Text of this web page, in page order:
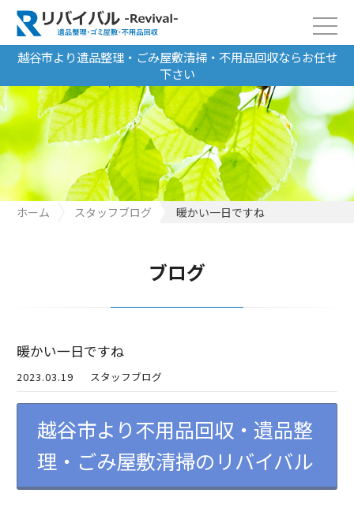
越谷市より遺品整理・ごみ屋敷清掃・不用品回収ならお任せ
下さい
ホーム スタッフブログ 暖かい一日ですね
ブログ
暖かい一日ですね
2023.03.19 スタッフブログ
越谷市より不用品回収・遺品整
理・ごみ屋敷清掃のリバイバル